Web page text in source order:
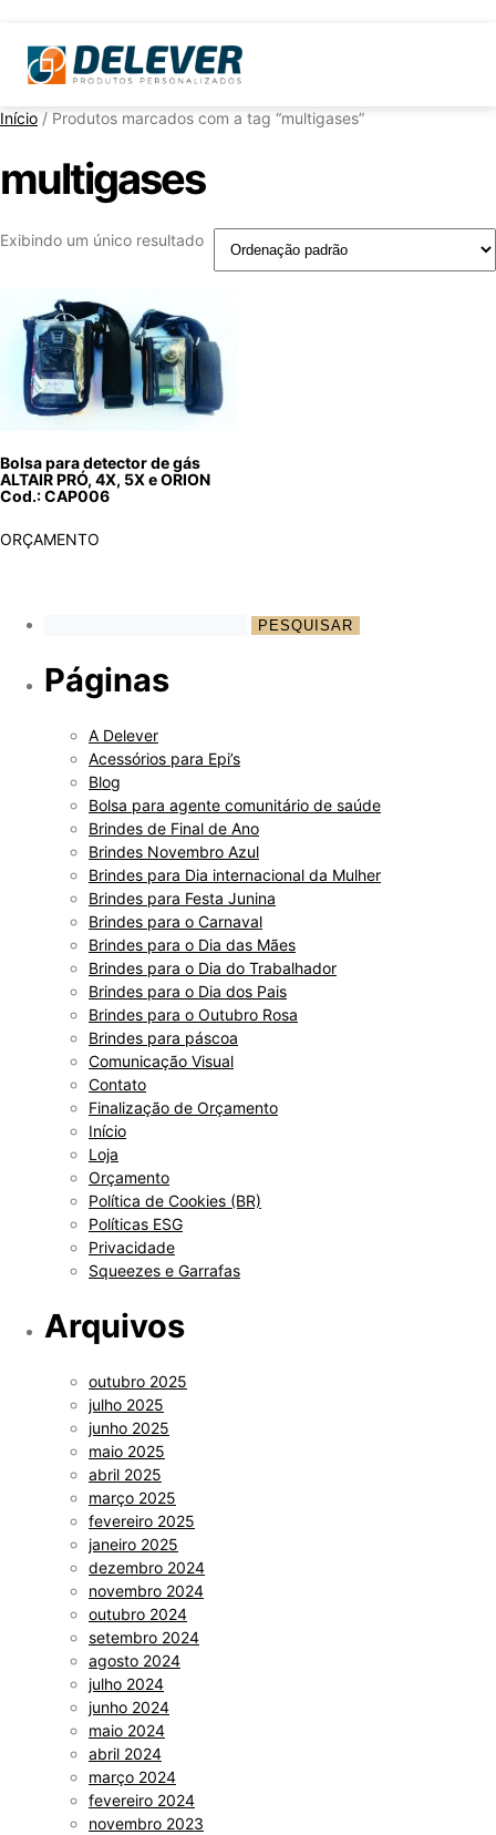
Início / Produtos marcados com a tag “multigases”
multigases
Exibindo um único resultado
Bolsa para detector de gás
ALTAIR PRÓ, 4X, 5X e ORION
Cod.: CAP006
ORÇAMENTO
Páginas
A Delever
Acessórios para Epi’s
Blog
Bolsa para agente comunitário de saúde
Brindes de Final de Ano
Brindes Novembro Azul
Brindes para Dia internacional da Mulher
Brindes para Festa Junina
Brindes para o Carnaval
Brindes para o Dia das Mães
Brindes para o Dia do Trabalhador
Brindes para o Dia dos Pais
Brindes para o Outubro Rosa
Brindes para páscoa
Comunicação Visual
Contato
Finalização de Orçamento
Início
Loja
Orçamento
Política de Cookies (BR)
Políticas ESG
Privacidade
Squeezes e Garrafas
Arquivos
outubro 2025
julho 2025
junho 2025
maio 2025
abril 2025
março 2025
fevereiro 2025
janeiro 2025
dezembro 2024
novembro 2024
outubro 2024
setembro 2024
agosto 2024
julho 2024
junho 2024
maio 2024
abril 2024
março 2024
fevereiro 2024
novembro 2023